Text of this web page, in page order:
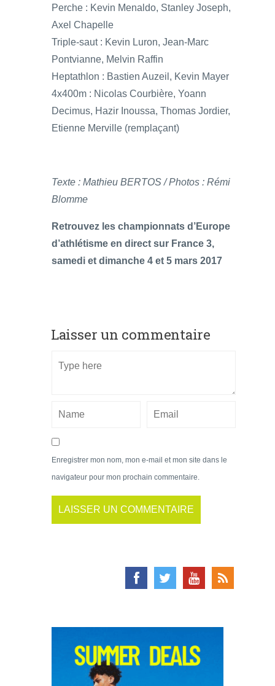
Perche : Kevin Menaldo, Stanley Joseph,
Axel Chapelle
Triple-saut : Kevin Luron, Jean-Marc
Pontvianne, Melvin Raffin
Heptathlon : Bastien Auzeil, Kevin Mayer
4x400m : Nicolas Courbière, Yoann
Decimus, Hazir Inoussa, Thomas Jordier,
Etienne Merville (remplaçant)
Texte : Mathieu BERTOS / Photos : Rémi
Blomme
Retrouvez les championnats d’Europe
d’athlétisme en direct sur France 3,
samedi et dimanche 4 et 5 mars 2017
Laisser un commentaire
Enregistrer mon nom, mon e-mail et mon site dans le
navigateur pour mon prochain commentaire.